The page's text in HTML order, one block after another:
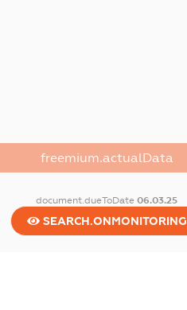
freemium.actualData
document.dueToDate06.03.25
SEARCH.ONMONITORING